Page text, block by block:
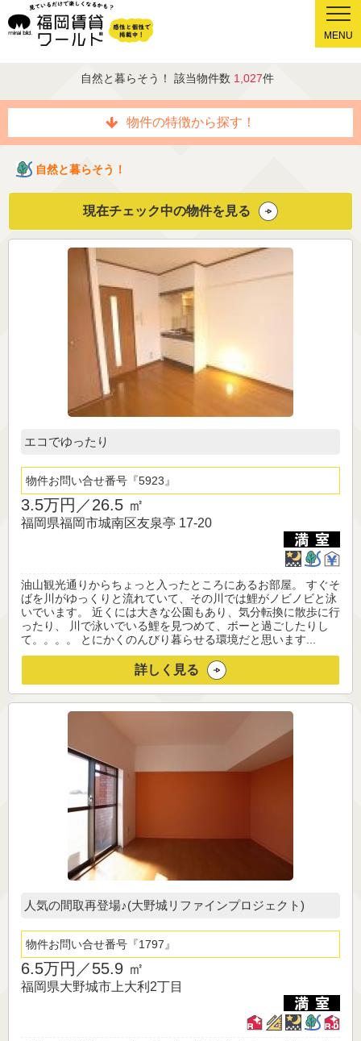
MENU
自然と暮らそう！ 該当物件数 1,027件
物件の特徴から探す！
自然と暮らそう！
現在チェック中の物件を見る
エコでゆったり
物件お問い合せ番号 5923
3.5万円／26.5 ㎡
福岡県福岡市城南区友泉亭 17-20
油山観光通りからちょっと入ったところにあるお部屋。 すぐそ
ばを川がゆっくりと流れていて、その川では鯉がノビノビと泳
いでいます。 近くには大きな公園もあり、気分転換に散歩に行
ったり、 川で泳いでいる鯉を見つめて、ボーと過ごしたりし
て。。。。 とにかくのんびり暮らせる環境だと思います...
詳しく見る
人気の間取再登場♪(大野城リファインプロジェクト)
物件お問い合せ番号 1797
6.5万円／55.9 ㎡
福岡県大野城市上大利2丁目